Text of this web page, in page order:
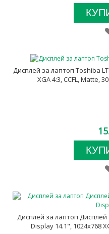
Дисплей за лаптоп Toshiba
XGA 4:3, CCFL, Matte,
Дисплей за лаптоп Дисплей
Display 14.1", 1024x768